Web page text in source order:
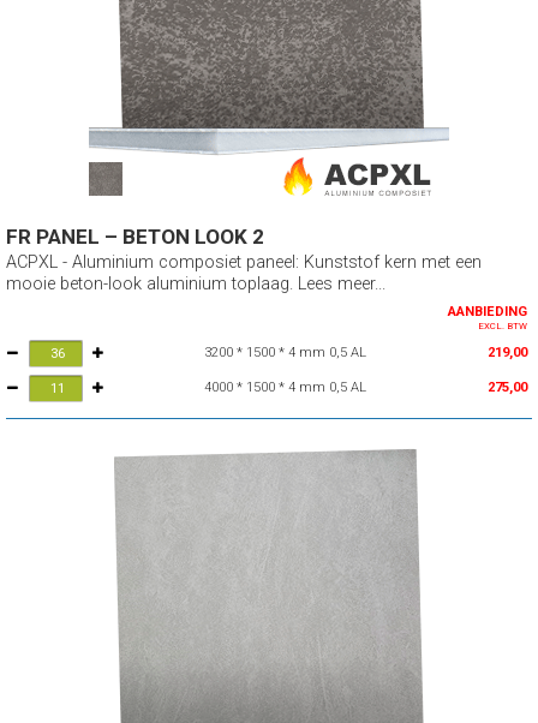
FR PANEL – BETON LOOK 2
ACPXL - Aluminium composiet paneel: Kunststof kern met een
mooie beton-look aluminium toplaag. Lees meer...
AANBIEDING
EXCL. BTW
3200 * 1500 * 4 mm 0,5 AL 219,00
4000 * 1500 * 4 mm 0,5 AL 275,00